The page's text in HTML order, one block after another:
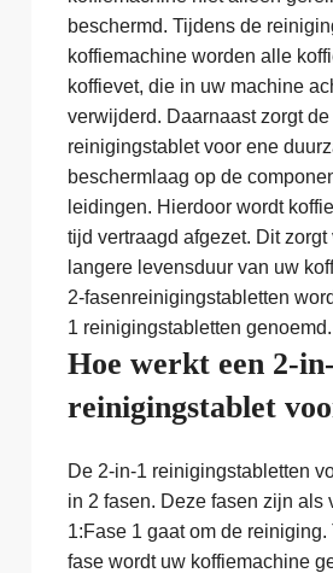
beschermd. Tijdens de
koffiemachine worden alle
koffievet, die in uw machine
verwijderd. Daarnaast zorgt de
reinigingstablet voor ene
beschermlaag op de
leidingen. Hierdoor wordt
tijd vertraagd afgezet. Dit zorgt
langere levensduur van uw
2-fasenreinigingstabletten
1 reinigingstabletten genoemd.
Hoe werkt een 2-
reinigingstablet
De 2-in-1 reinigingstabletten
in 2 fasen. Deze fasen zijn als
1:Fase 1 gaat om de
fase wordt uw koffiemachine